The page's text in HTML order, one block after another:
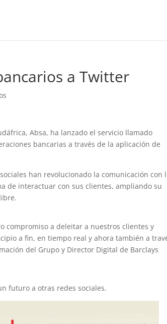
a Twitter
Absa, ha lanzado el servicio llamado
bancarias a través de la aplicación de
han revolucionado la comunicación con
de interactuar con sus clientes, ampliando su
compromiso a deleitar a nuestros clientes y
a fin, en tiempo real y ahora también a
del Grupo y Director Digital de Barclays
futuro a otras redes sociales.